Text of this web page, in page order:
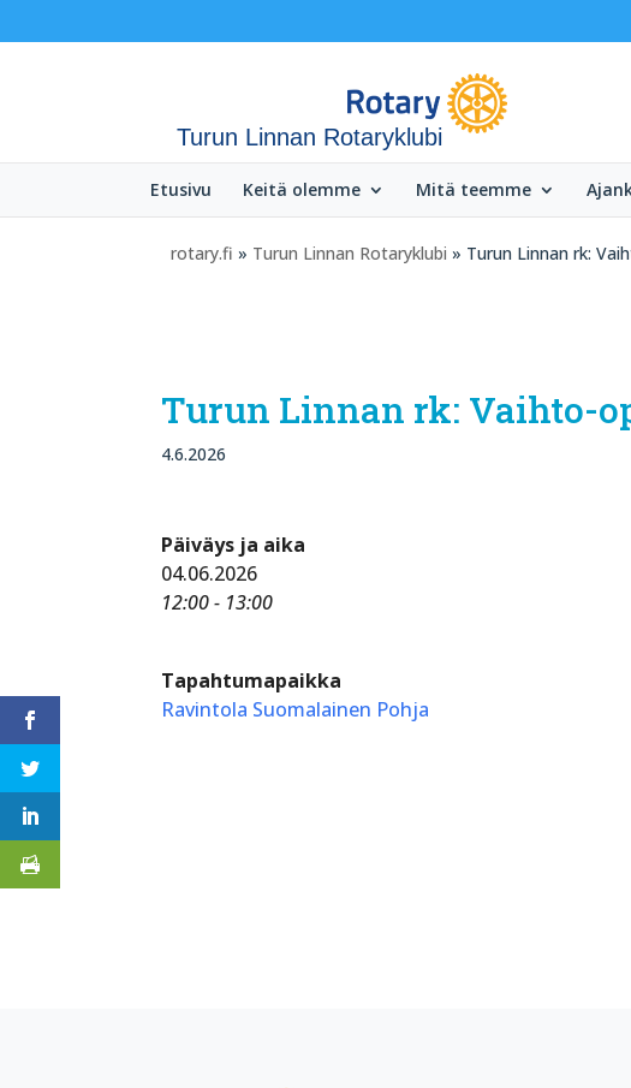
Turun Linnan Rotaryklubi
Etusivu Keitä olemme Mitä teemme
rotary.fi » Turun Linnan Rotaryklubi » Turun Linnan rk:
Turun Linnan rk: Vaihto-
4.6.2026
Päiväys ja aika
04.06.2026
12:00 - 13:00
Tapahtumapaikka
Ravintola Suomalainen Pohja